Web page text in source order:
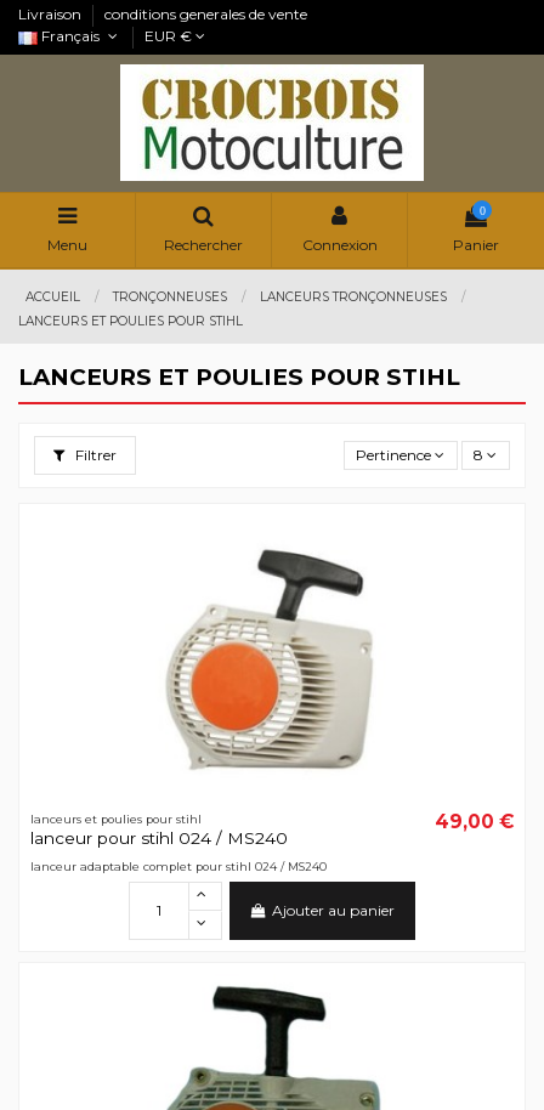
Livraison
conditions generales de vente
Français
EUR €
Menu Rechercher Connexion
0
Panier
ACCUEIL TRONÇONNEUSES
LANCEURS TRONÇONNEUSES
LANCEURS ET POULIES POUR STIHL
LANCEURS ET POULIES POUR STIHL
Filtrer Pertinence 8
lanceurs et poulies pour stihl
lanceur pour stihl 024 / MS240
49,00 €
lanceur adaptable complet pour stihl 024 / MS240
Ajouter au panier